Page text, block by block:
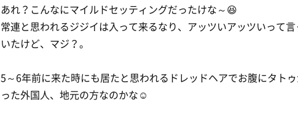
あれ？こんなにマイルドセッティングだったけな～😆
常連と思われるジジイは入って来るなり、アッツいアッツいって言
いたけど、マジ？。
5～6年前に来た時にも居たと思われるドレッドヘアでお腹にタト
った外国人、地元の方なのかな☺️